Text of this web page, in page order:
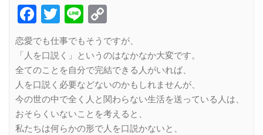
Facebook
Twitter
Line
Link
恋愛でも仕事でもそうですが、
「人を口説く」というのはなかなか大変です。
全てのことを自分で完結できる人がいれば、
人を口説く必要などないのかもしれませんが、
今の世の中で全く人と関わらない生活を送っている人は、
おそらくいないことを考えると、
私たちは何らかの形で人を口説かないと、